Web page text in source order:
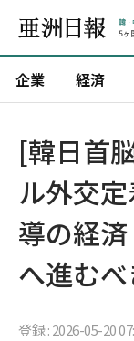
企業 経済
[韓日首
ル外交
導の経
へ進む
登録 : 2026-05-20